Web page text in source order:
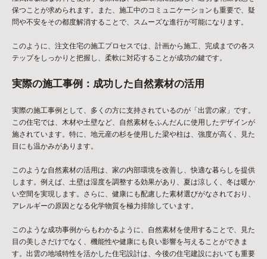
保つことが求められます。また、施工中のコミュニケーションも重要で、疑
問や不安をその都度解消することで、スムーズな進行が可能になります。
このように、注文住宅の施工プロセスでは、計画から施工、完成までの各ス
テップをしっかりと把握し、柔軟に対応することが成功の鍵です。
実際の施工事例：成功した自然素材の活用
実際の施工事例として、多くの方に支持されているのが「出雲の家」です。
この住宅では、木材や土壁など、自然素材をふんだんに使用したデザインが
施されています。特に、地元産の杉を使用した梁や柱は、強度が高く、見た
目にも温かみがあります。
このような自然素材の活用は、家の内部環境を改善し、快適な暮らしを提供
します。例えば、土壁は湿度を調整する効果があり、夏は涼しく、冬は暖か
い空間を実現します。さらに、健康にも配慮した素材選びがなされており、
アレルギーの原因となる化学物質を極力排除しています。
このような成功事例からもわかるように、自然素材を使用することで、見た
目の美しさだけでなく、機能性や健康にも良い影響を与えることができま
す。出雲の地域特性を活かした住宅設計は、今後の住宅建設においても重要